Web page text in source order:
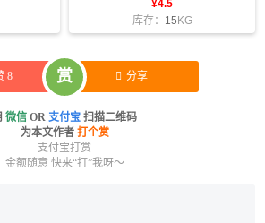
¥4.5
库存： 15 KG
8 赏 分享
微信 OR 支付宝 扫描二维码
为本文作者 打个赏
支付宝打赏
金额随意 快来“打”我呀～